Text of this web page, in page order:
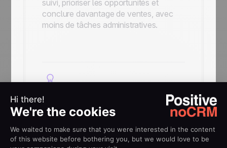
suivi, prioriser les opportunités et
conclure davantage de ventes, avec
moins de tâches administratives.
Prêt à développer vos
ventes grâce à l’emailing
?
Utilisez Rapidmail et noCRM ensemble
pour générer plus d’opportunités et